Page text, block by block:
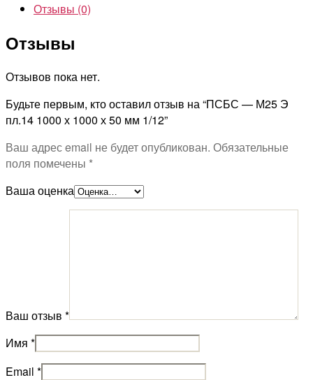
Отзывы (0)
Отзывы
Отзывов пока нет.
Будьте первым, кто оставил отзыв на “ПСБС — М25 Э
пл.14 1000 х 1000 х 50 мм 1/12”
Ваш адрес email не будет опубликован. Обязательные
поля помечены *
Ваша оценка
Ваш отзыв *
Имя *
Email *